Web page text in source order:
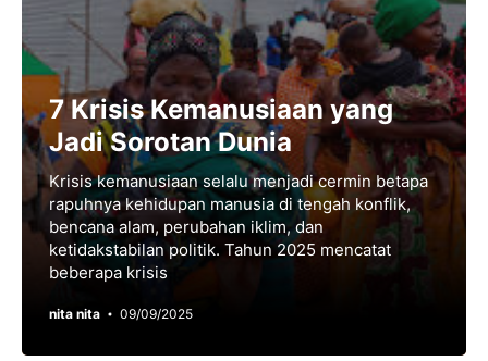
7 Krisis Kemanusiaan yang
Jadi Sorotan Dunia
Krisis kemanusiaan selalu menjadi cermin betapa
rapuhnya kehidupan manusia di tengah konflik,
bencana alam, perubahan iklim, dan
ketidakstabilan politik. Tahun 2025 mencatat
beberapa krisis
nita nita 09/09/2025